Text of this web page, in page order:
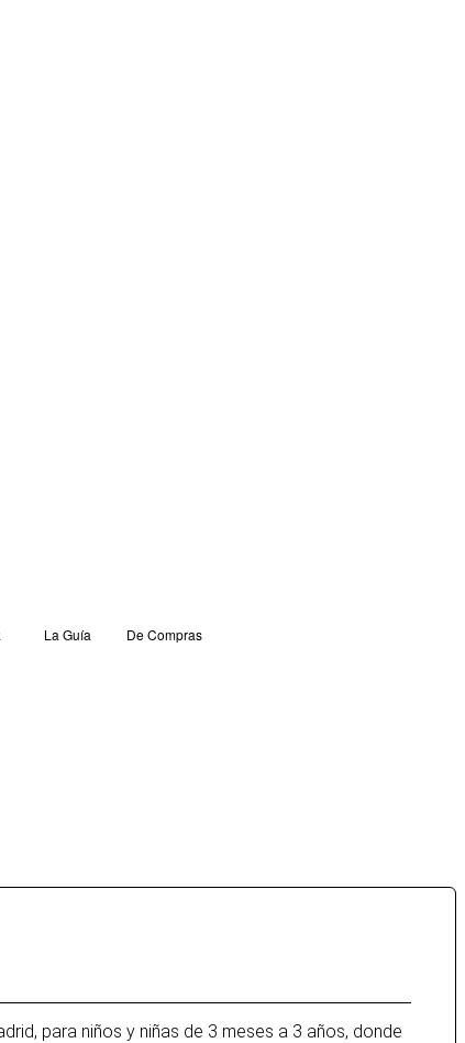
La Guía De Compras
para niños y niñas de 3 meses a 3 años, donde